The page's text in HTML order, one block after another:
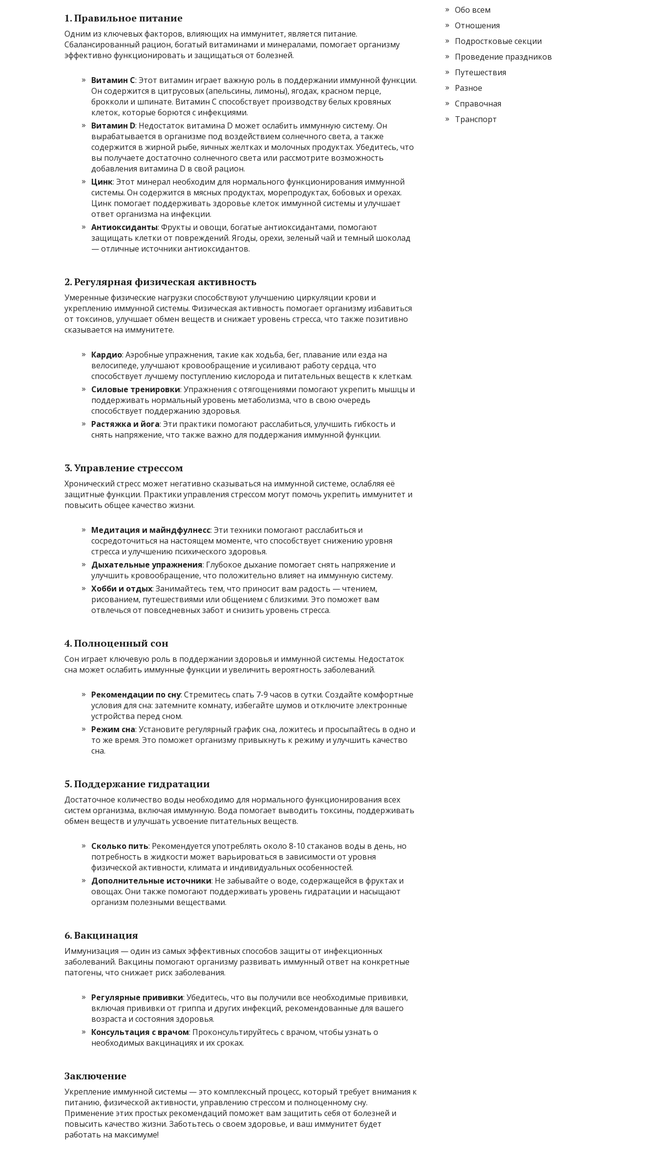
1. Правильное питание
Одним из ключевых факторов, влияющих на иммунитет, является питание.
Сбалансированный рацион, богатый витаминами и минералами, помогает организму
эффективно функционировать и защищаться от болезней.
Витамин C: Этот витамин играет важную роль в поддержании иммунной функции.
Он содержится в цитрусовых (апельсины, лимоны), ягодах, красном перце,
брокколи и шпинате. Витамин C способствует производству белых кровяных
клеток, которые борются с инфекциями.
Витамин D: Недостаток витамина D может ослабить иммунную систему. Он
вырабатывается в организме под воздействием солнечного света, а также
содержится в жирной рыбе, яичных желтках и молочных продуктах. Убедитесь, что
вы получаете достаточно солнечного света или рассмотрите возможность
добавления витамина D в свой рацион.
Цинк: Этот минерал необходим для нормального функционирования иммунной
системы. Он содержится в мясных продуктах, морепродуктах, бобовых и орехах.
Цинк помогает поддерживать здоровье клеток иммунной системы и улучшает
ответ организма на инфекции.
Антиоксиданты: Фрукты и овощи, богатые антиоксидантами, помогают
защищать клетки от повреждений. Ягоды, орехи, зеленый чай и темный шоколад
— отличные источники антиоксидантов.
2. Регулярная физическая активность
Умеренные физические нагрузки способствуют улучшению циркуляции крови и
укреплению иммунной системы. Физическая активность помогает организму избавиться
от токсинов, улучшает обмен веществ и снижает уровень стресса, что также позитивно
сказывается на иммунитете.
Кардио: Аэробные упражнения, такие как ходьба, бег, плавание или езда на
велосипеде, улучшают кровообращение и усиливают работу сердца, что
способствует лучшему поступлению кислорода и питательных веществ к клеткам.
Силовые тренировки: Упражнения с отягощениями помогают укрепить мышцы и
поддерживать нормальный уровень метаболизма, что в свою очередь
способствует поддержанию здоровья.
Растяжка и йога: Эти практики помогают расслабиться, улучшить гибкость и
снять напряжение, что также важно для поддержания иммунной функции.
3. Управление стрессом
Хронический стресс может негативно сказываться на иммунной системе, ослабляя её
защитные функции. Практики управления стрессом могут помочь укрепить иммунитет и
повысить общее качество жизни.
Медитация и майндфулнесс: Эти техники помогают расслабиться и
сосредоточиться на настоящем моменте, что способствует снижению уровня
стресса и улучшению психического здоровья.
Дыхательные упражнения: Глубокое дыхание помогает снять напряжение и
улучшить кровообращение, что положительно влияет на иммунную систему.
Хобби и отдых: Занимайтесь тем, что приносит вам радость — чтением,
рисованием, путешествиями или общением с близкими. Это поможет вам
отвлечься от повседневных забот и снизить уровень стресса.
4. Полноценный сон
Сон играет ключевую роль в поддержании здоровья и иммунной системы. Недостаток
сна может ослабить иммунные функции и увеличить вероятность заболеваний.
Рекомендации по сну: Стремитесь спать 7-9 часов в сутки. Создайте комфортные
условия для сна: затемните комнату, избегайте шумов и отключите электронные
устройства перед сном.
Режим сна: Установите регулярный график сна, ложитесь и просыпайтесь в одно и
то же время. Это поможет организму привыкнуть к режиму и улучшить качество
сна.
5. Поддержание гидратации
Достаточное количество воды необходимо для нормального функционирования всех
систем организма, включая иммунную. Вода помогает выводить токсины, поддерживать
обмен веществ и улучшать усвоение питательных веществ.
Сколько пить: Рекомендуется употреблять около 8-10 стаканов воды в день, но
потребность в жидкости может варьироваться в зависимости от уровня
физической активности, климата и индивидуальных особенностей.
Дополнительные источники: Не забывайте о воде, содержащейся в фруктах и
овощах. Они также помогают поддерживать уровень гидратации и насыщают
организм полезными веществами.
6. Вакцинация
Иммунизация — один из самых эффективных способов защиты от инфекционных
заболеваний. Вакцины помогают организму развивать иммунный ответ на конкретные
патогены, что снижает риск заболевания.
Регулярные прививки: Убедитесь, что вы получили все необходимые прививки,
включая прививки от гриппа и других инфекций, рекомендованные для вашего
возраста и состояния здоровья.
Консультация с врачом: Проконсультируйтесь с врачом, чтобы узнать о
необходимых вакцинациях и их сроках.
Заключение
Укрепление иммунной системы — это комплексный процесс, который требует внимания к
питанию, физической активности, управлению стрессом и полноценному сну.
Применение этих простых рекомендаций поможет вам защитить себя от болезней и
повысить качество жизни. Заботьтесь о своем здоровье, и ваш иммунитет будет
работать на максимуме!
Обо всем
Отношения
Подростковые секции
Проведение праздников
Путешествия
Разное
Справочная
Транспорт